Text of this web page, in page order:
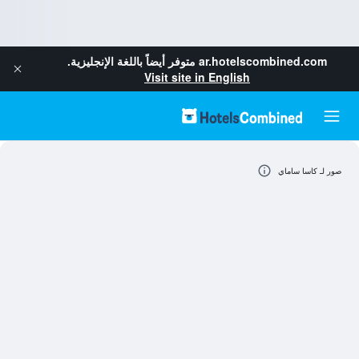
ar.hotelscombined.com متوفر أيضاً باللغة الإنجليزية.
Visit site in English
صور لـ كاسا ساماي